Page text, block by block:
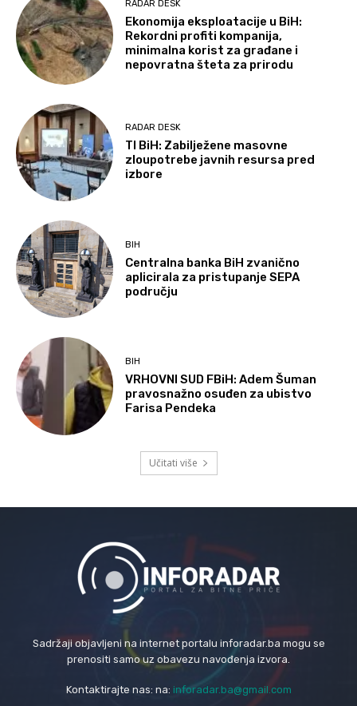
RADAR DESK
Ekonomija eksploatacije u BiH:
Rekordni profiti kompanija,
minimalna korist za građane i
nepovratna šteta za prirodu
RADAR DESK
TI BiH: Zabilježene masovne
zloupotrebe javnih resursa pred
izbore
BIH
Centralna banka BiH zvanično
aplicirala za pristupanje SEPA
području
BIH
VRHOVNI SUD FBiH: Adem Šuman
pravosnažno osuđen za ubistvo
Farisa Pendeka
Učitati više
Sadržaji objavljeni na internet portalu inforadar.ba mogu se
prenositi samo uz obavezu navođenja izvora.
Kontaktirajte nas: na: inforadar.ba@gmail.com